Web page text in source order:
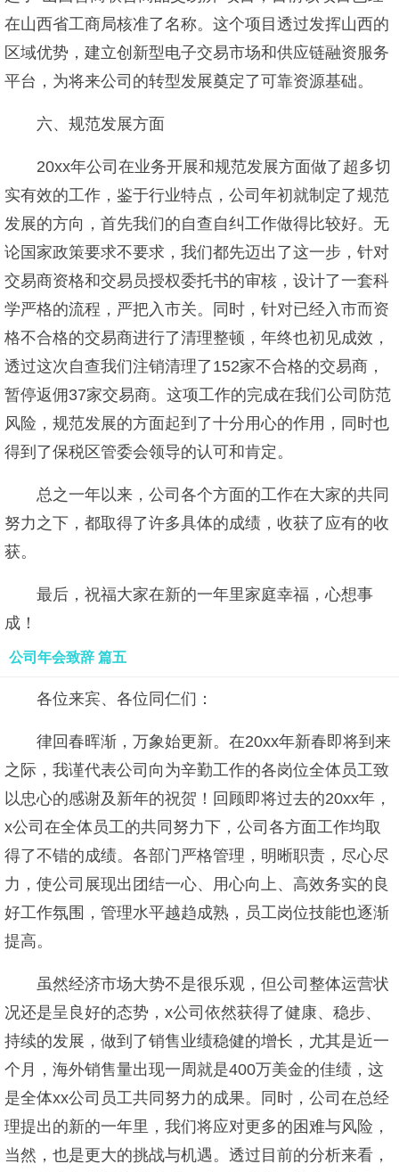
在山西省工商局核准了名称。这个项目透过发挥山西的
区域优势，建立创新型电子交易市场和供应链融资服务
平台，为将来公司的转型发展奠定了可靠资源基础。
六、规范发展方面
20xx年公司在业务开展和规范发展方面做了超多切
实有效的工作，鉴于行业特点，公司年初就制定了规范
发展的方向，首先我们的自查自纠工作做得比较好。无
论国家政策要求不要求，我们都先迈出了这一步，针对
交易商资格和交易员授权委托书的审核，设计了一套科
学严格的流程，严把入市关。同时，针对已经入市而资
格不合格的交易商进行了清理整顿，年终也初见成效，
透过这次自查我们注销清理了152家不合格的交易商，
暂停返佣37家交易商。这项工作的完成在我们公司防范
风险，规范发展的方面起到了十分用心的作用，同时也
得到了保税区管委会领导的认可和肯定。
总之一年以来，公司各个方面的工作在大家的共同
努力之下，都取得了许多具体的成绩，收获了应有的收
获。
最后，祝福大家在新的一年里家庭幸福，心想事
成！
公司年会致辞 篇五
各位来宾、各位同仁们：
律回春晖渐，万象始更新。在20xx年新春即将到来
之际，我谨代表公司向为辛勤工作的各岗位全体员工致
以忠心的感谢及新年的祝贺！回顾即将过去的20xx年，
x公司在全体员工的共同努力下，公司各方面工作均取
得了不错的成绩。各部门严格管理，明晰职责，尽心尽
力，使公司展现出团结一心、用心向上、高效务实的良
好工作氛围，管理水平越趋成熟，员工岗位技能也逐渐
提高。
虽然经济市场大势不是很乐观，但公司整体运营状
况还是呈良好的态势，x公司依然获得了健康、稳步、
持续的发展，做到了销售业绩稳健的增长，尤其是近一
个月，海外销售量出现一周就是400万美金的佳绩，这
是全体xx公司员工共同努力的成果。同时，公司在总经
理提出的新的一年里，我们将应对更多的困难与风险，
当然，也是更大的挑战与机遇。透过目前的分析来看，